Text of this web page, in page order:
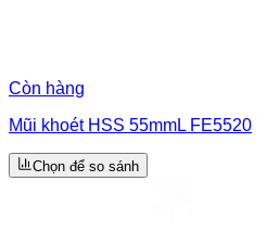
Còn hàng
Mũi khoét HSS 55mmL FE5520
Chọn để so sánh